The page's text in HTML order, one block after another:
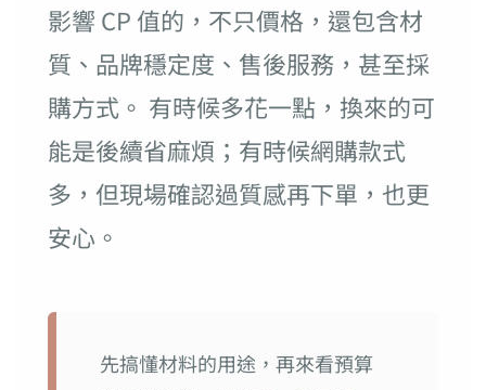
影響 CP 值的，不只價格，還包含材
質、品牌穩定度、售後服務，甚至採
購方式。 有時候多花一點，換來的可
能是後續省麻煩；有時候網購款式
多，但現場確認過質感再下單，也更
安心。
先搞懂材料的用途，再來看預算